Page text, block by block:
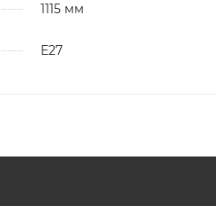
1115 мм
Е27